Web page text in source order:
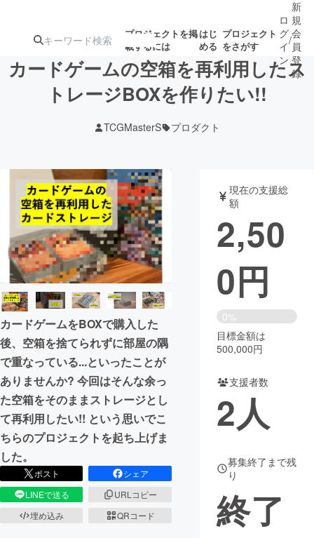
プロジェクトを掲
載するには
はじ
める
プロジェクト
をさがす
ジェクト
募集終了が近いプ
ロジェクト
アート・写真 音楽
テクノロジー・ガジェット ゲーム・サ
映像・映画 書籍・雑誌
ビジネス・起業 チャレンジ
まちづくり・地域活性化
CAMPFIRE for Social Good
CAMPFIRE Creation
CAMPFIREふるさと納税machi-ya コミュニティ
ロ
グ
イ
ン
/
新
規
会
員
登
録
カードゲームの空箱を再利用したス
トレージBOXを作りたい!!
TCGMasterS プロダクト
カードゲームをBOXで購入した
後、​空箱を捨てられずに部屋の隅
で重なっている...​ といったことが
ありませんか? 今回はそんな余っ
た空箱をそのままストレージとし
て再利用したい!! という思いでこ
ちらのプロジェクトを起ち上げま
した。
ポスト
シェア
LINEで送る
URLコピー
埋め込み
QRコード
現在の支援総
額
2,50
0円
0%
目標金額は
500,000円
支援者数
2人
募集終了まで残
り
終了